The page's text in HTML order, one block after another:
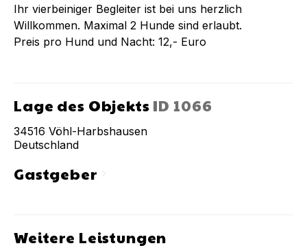
Ihr vierbeiniger Begleiter ist bei uns herzlich
Willkommen. Maximal 2 Hunde sind erlaubt.
Preis pro Hund und Nacht: 12,- Euro
Lage des Objekts ID 1066
34516 Vöhl-Harbshausen
Deutschland
Gastgeberchevron_right
Weitere Leistungen